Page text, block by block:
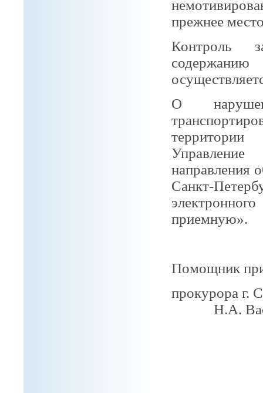
прежнее
Контроль
О
Управление
направления
Санкт-
приемную».
Помощник
Н.А.